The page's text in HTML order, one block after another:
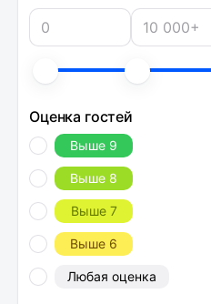
Оценка гостей
Выше 9
Выше 8
Выше 7
Выше 6
Любая оценка